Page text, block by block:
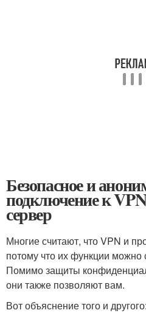
Безопасное и
подключение к
сервер
Многие считают, что VPN и
потому что их функции можно
Помимо защиты
они также позволяют вам.
Вот объяснение того и другого: